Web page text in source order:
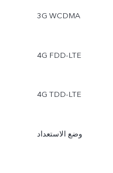
3G WCDMA
4G FDD-LTE
4G TDD-LTE
وضع الاستعداد